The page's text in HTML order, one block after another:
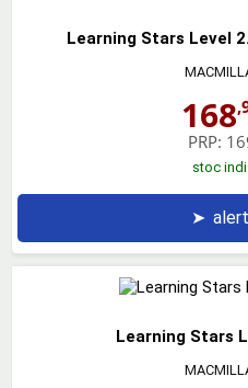
Learning Stars Level
168
PRP:
stoc
➤
Learning Stars